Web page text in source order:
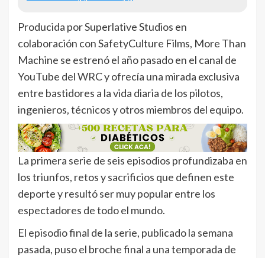
Producida por Superlative Studios en
colaboración con SafetyCulture Films, More Than
Machine se estrenó el año pasado en el canal de
YouTube del WRC y ofrecía una mirada exclusiva
entre bastidores a la vida diaria de los pilotos,
ingenieros, técnicos y otros miembros del equipo.
La primera serie de seis episodios profundizaba en
los triunfos, retos y sacrificios que definen este
deporte y resultó ser muy popular entre los
espectadores de todo el mundo.
El episodio final de la serie, publicado la semana
pasada, puso el broche final a una temporada de